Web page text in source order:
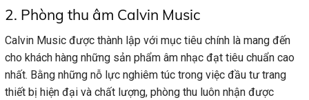
2. Phòng thu âm Calvin Music
Calvin Music được thành lập với mục tiêu chính là mang đến
cho khách hàng những sản phẩm âm nhạc đạt tiêu chuẩn cao
nhất. Bằng những nỗ lực nghiêm túc trong việc đầu tư trang
thiết bị hiện đại và chất lượng, phòng thu luôn nhận được